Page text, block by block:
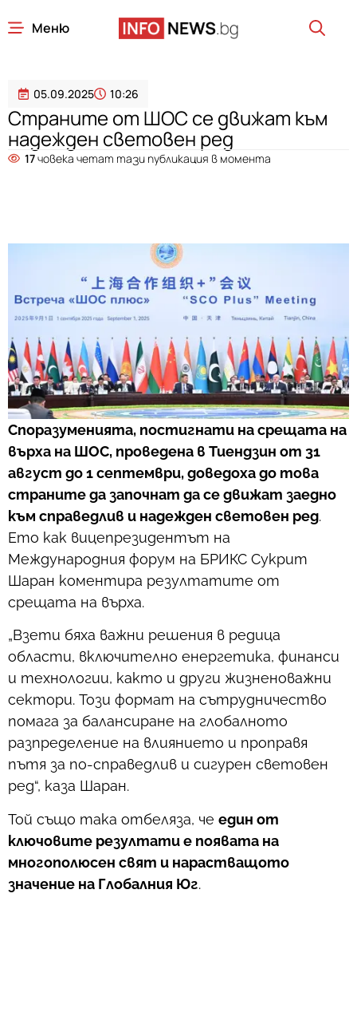
Меню
05.09.2025 10:26
Страните от ШОС се движат към
надежден световен ред
17човека четат тази публикация в момента
Споразуменията, постигнати на срещата на
върха на ШОС, проведена в Тиендзин от 31
август до 1 септември, доведоха до това
страните да започнат да се движат заедно
към справедлив и надежден световен ред.
Ето как вицепрезидентът на
Международния форум на БРИКС Сукрит
Шаран коментира резултатите от
срещата на върха.
„Взети бяха важни решения в редица
области, включително енергетика, финанси
и технологии, както и други жизненоважни
сектори. Този формат на сътрудничество
помага за балансиране на глобалното
разпределение на влиянието и проправя
пътя за по-справедлив и сигурен световен
ред“, каза Шаран.
Той също така отбеляза, че един от
ключовите резултати е появата на
многополюсен свят и нарастващото
значение на Глобалния Юг.